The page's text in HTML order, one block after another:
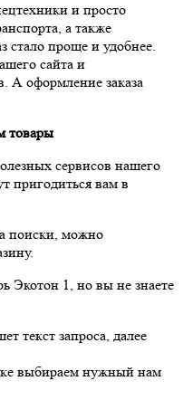
и просто
а также
стало проще и удобнее.
сайта и
А оформление заказа
товары
сервисов нашего
пригодиться вам в
поиски, можно
Экотон 1, но вы не знаете
текст запроса, далее
выбираем нужный нам